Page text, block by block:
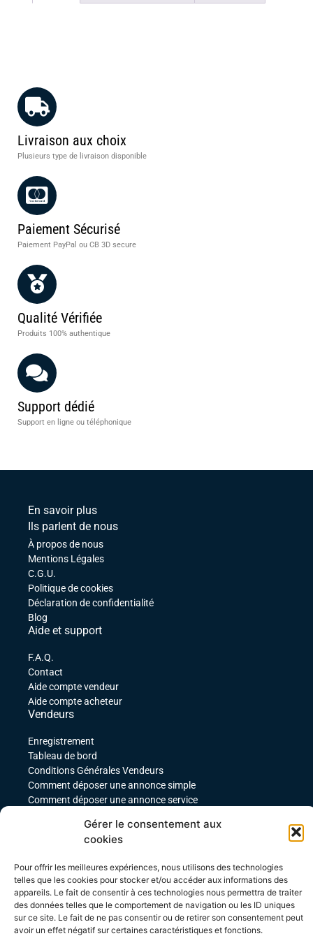
Gérer le consentement aux
cookies
Pour offrir les meilleures expériences, nous utilisons des technologies
telles que les cookies pour stocker et/ou accéder aux informations des
appareils. Le fait de consentir à ces technologies nous permettra de traiter
des données telles que le comportement de navigation ou les ID uniques
sur ce site. Le fait de ne pas consentir ou de retirer son consentement peut
avoir un effet négatif sur certaines caractéristiques et fonctions.
Livraison aux choix
Plusieurs type de livraison disponible
Paiement Sécurisé
Paiement PayPal ou CB 3D secure
Qualité Vérifiée
Produits 100% authentique
Support dédié
Support en ligne ou téléphonique
En savoir plus
Ils parlent de nous
À propos de nous
Mentions Légales
C.G.U.
Politique de cookies
Déclaration de confidentialité
Blog
Aide et support
F.A.Q.
Contact
Aide compte vendeur
Aide compte acheteur
Vendeurs
Enregistrement
Tableau de bord
Conditions Générales Vendeurs
Comment déposer une annonce simple
Comment déposer une annonce service
téléchargeable
Déposer une annonce avec des variables
Mon compte
Mes commandes
Conditions Générales Acheteurs